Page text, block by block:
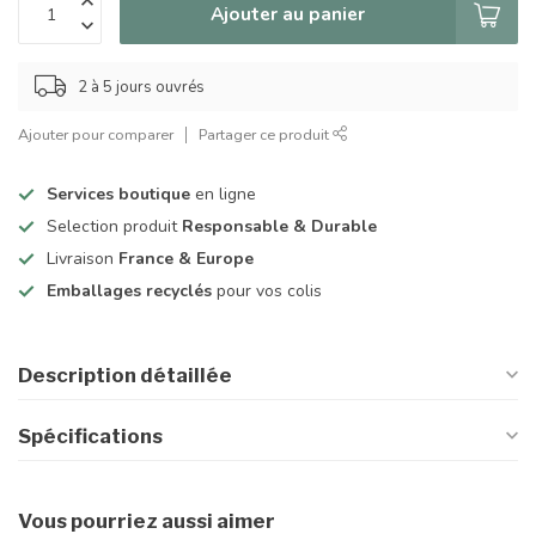
Ajouter au panier
2 à 5 jours ouvrés
Ajouter pour comparer Partager ce produit
Services boutique en ligne
Selection produit Responsable & Durable
Livraison France & Europe
Emballages recyclés pour vos colis
Description détaillée
Spécifications
Vous pourriez aussi aimer